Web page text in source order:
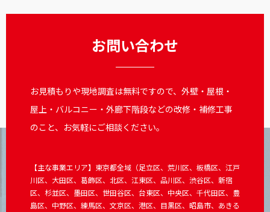
お問い合わせ
お見積もりや現地調査は無料ですので、外壁・屋根・
屋上・バルコニー・外廊下階段などの改修・補修工事
のこと、お気軽にご相談ください。
【主な事業エリア】東京都全域（足立区、荒川区、板橋区、江戸
川区、大田区、葛飾区、北区、江東区、品川区、渋谷区、新宿
区、杉並区、墨田区、世田谷区、台東区、中央区、千代田区、豊
島区、中野区、練馬区、文京区、港区、目黒区、昭島市、あきる